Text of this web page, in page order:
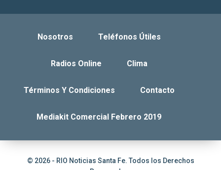
Nosotros Teléfonos Útiles
Radios Online Clima
Términos Y Condiciones Contacto
Mediakit Comercial Febrero 2019
© 2026 - RIO Noticias Santa Fe. Todos los Derechos